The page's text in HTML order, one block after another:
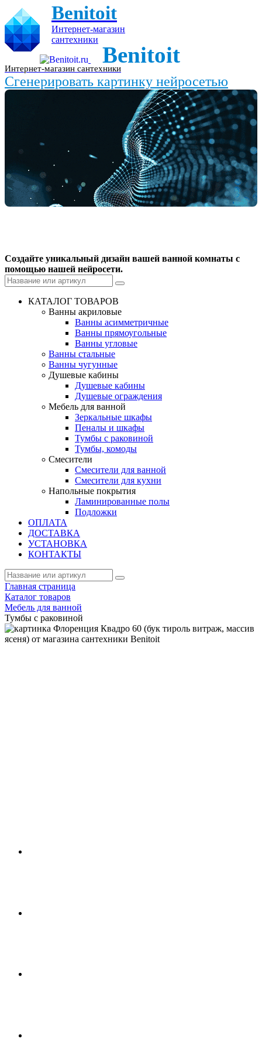
Benitoit
Интернет-магазин
сантехники
Benitoit
Интернет-магазин сантехники
Сгенерировать картинку нейросетью
Создайте уникальный дизайн вашей ванной комнаты с
помощью нашей нейросети.
КАТАЛОГ ТОВАРОВ
Ванны акриловые
Ванны асимметричные
Ванны прямоугольные
Ванны угловые
Ванны стальные
Ванны чугунные
Душевые кабины
Душевые кабины
Душевые ограждения
Мебель для ванной
Зеркальные шкафы
Пеналы и шкафы
Тумбы с раковиной
Тумбы, комоды
Смесители
Смесители для ванной
Смесители для кухни
Напольные покрытия
Ламинированные полы
Подложки
ОПЛАТА
ДОСТАВКА
УСТАНОВКА
КОНТАКТЫ
Главная страница
Каталог товаров
Мебель для ванной
Тумбы с раковиной